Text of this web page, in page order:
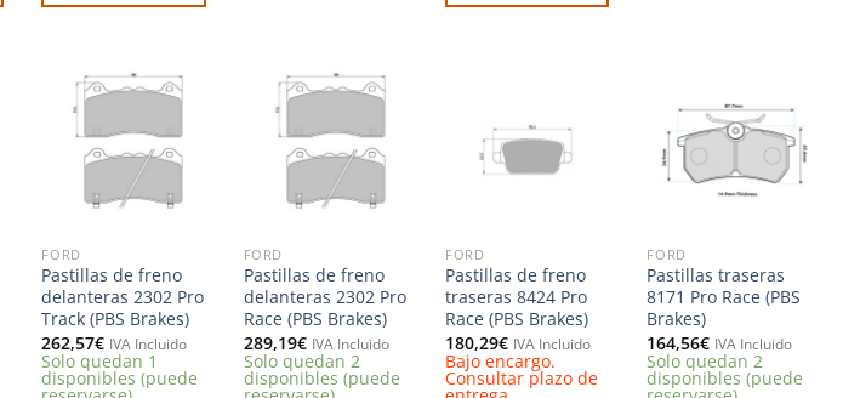
a la
lista de
FORD
Pastillas de freno
delanteras 2302 Pro
Track (PBS Brakes)
262,57€ IVA Incluido
Solo quedan 1
disponibles (puede
a la
lista de
FORD
Pastillas de freno
delanteras 2302 Pro
Race (PBS Brakes)
289,19€ IVA Incluido
Solo quedan 2
disponibles (puede
lista de
deseos
FORD
Pastillas de freno
traseras 8424 Pro
Race (PBS Brakes)
180,29€ IVA Incluido
Bajo encargo.
Consultar plazo de
Añadir
a la
lista de
deseos
FORD
Pastillas traseras
8171 Pro Race (PBS
Brakes)
164,56€ IVA Incluido
Solo quedan 2
disponibles (puede